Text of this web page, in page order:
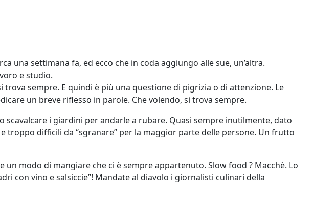
una settimana fa, ed ecco che in coda aggiungo alle sue, un’altra.
e studio.
sempre. E quindi è più una questione di pigrizia o di attenzione. Le
un breve riflesso in parole. Che volendo, si trova sempre.
i giardini per andarle a rubare. Quasi sempre inutilmente, dato
troppo difficili da “sgranare” per la maggior parte delle persone. Un frutto
modo di mangiare che ci è sempre appartenuto. Slow food ? Macchè. Lo
con vino e salsiccie”! Mandate al diavolo i giornalisti culinari della